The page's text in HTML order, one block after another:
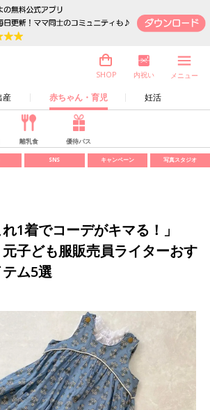
産 赤ちゃん・育児 妊活
SHOP 内祝い メニュー
離乳食 優待パス
SNS キャンペーン 写真スタジオ
1着でコーデがキマる！」
子ども服販売員ライターおす
ム5選